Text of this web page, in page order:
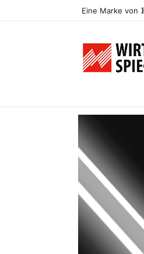
Eine Marke von